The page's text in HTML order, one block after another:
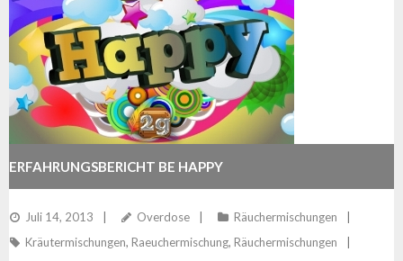
ERFAHRUNGSBERICHT BE HAPPY
Juli 14, 2013 Overdose
Räuchermischungen
Kräutermischungen, Raeuchermischung, Räuchermischungen